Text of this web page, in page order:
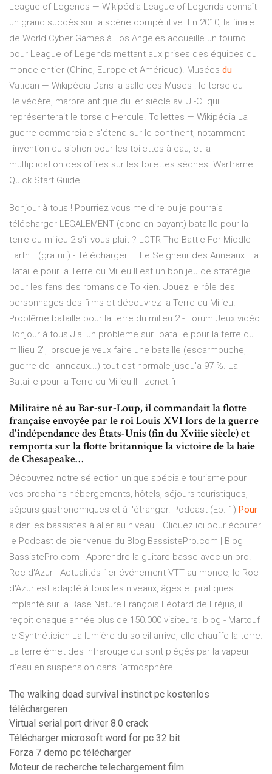
League of Legends — Wikipédia League of Legends connaît
un grand succès sur la scène compétitive. En 2010, la finale
de World Cyber Games à Los Angeles accueille un tournoi
pour League of Legends mettant aux prises des équipes du
monde entier (Chine, Europe et Amérique). Musées du
Vatican — Wikipédia Dans la salle des Muses : le torse du
Belvédère, marbre antique du Ier siècle av. J.-C. qui
représenterait le torse d'Hercule. Toilettes — Wikipédia La
guerre commerciale s'étend sur le continent, notamment
l'invention du siphon pour les toilettes à eau, et la
multiplication des offres sur les toilettes sèches. Warframe:
Quick Start Guide
Bonjour à tous ! Pourriez vous me dire ou je pourrais
télécharger LEGALEMENT (donc en payant) bataille pour la
terre du milieu 2 s'il vous plait ? LOTR The Battle For Middle
Earth II (gratuit) - Télécharger ... Le Seigneur des Anneaux: La
Bataille pour la Terre du Milieu II est un bon jeu de stratégie
pour les fans des romans de Tolkien. Jouez le rôle des
personnages des films et découvrez la Terre du Milieu.
Problême bataille pour la terre du milieu 2 - Forum Jeux vidéo
Bonjour à tous J'ai un probleme sur "bataille pour la terre du
millieu 2", lorsque je veux faire une bataille (escarmouche,
guerre de l'anneaux...) tout est normale jusqu'a 97 %. La
Bataille pour la Terre du Milieu II - zdnet.fr
Militaire né au Bar-sur-Loup, il commandait la flotte
française envoyée par le roi Louis XVI lors de la guerre
d'indépendance des États-Unis (fin du Xviiie siècle) et
remporta sur la flotte britannique la victoire de la baie
de Chesapeake…
Découvrez notre sélection unique spéciale tourisme pour
vos prochains hébergements, hôtels, séjours touristiques,
séjours gastronomiques et à l'étranger. Podcast (Ep. 1) Pour
aider les bassistes à aller au niveau… Cliquez ici pour écouter
le Podcast de bienvenue du Blog BassistePro.com | Blog
BassistePro.com | Apprendre la guitare basse avec un pro.
Roc d'Azur - Actualités 1er événement VTT au monde, le Roc
d'Azur est adapté à tous les niveaux, âges et pratiques.
Implanté sur la Base Nature François Léotard de Fréjus, il
reçoit chaque année plus de 150.000 visiteurs. blog - Martouf
le Synthéticien La lumière du soleil arrive, elle chauffe la terre.
La terre émet des infrarouge qui sont piégés par la vapeur
d’eau en suspension dans l’atmosphère.
The walking dead survival instinct pc kostenlos
téléchargeren
Virtual serial port driver 8.0 crack
Télécharger microsoft word for pc 32 bit
Forza 7 demo pc télécharger
Moteur de recherche telechargement film